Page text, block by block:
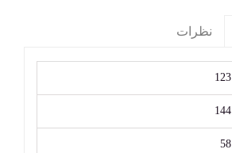
نظرات
123
144
58